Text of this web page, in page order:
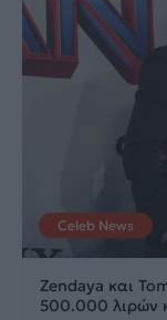
Celeb News
Zendaya και
500.000 λιρών